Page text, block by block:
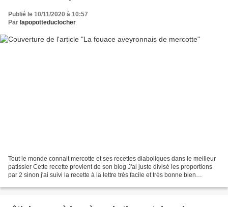
Publié le 10/11/2020 à 10:57
Par lapopotteduclocher
Tout le monde connait mercotte et ses recettes diaboliques dans le meilleur
patissier Cette recette provient de son blog J'ai juste divisé les proportions
par 2 sinon j'ai suivi la recette à la lettre très facile et très bonne bien